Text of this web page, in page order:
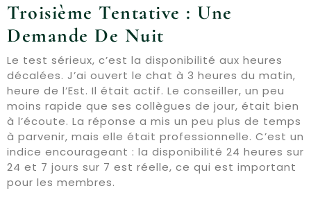
Troisième Tentative : Une
Demande De Nuit
Le test sérieux, c’est la disponibilité aux heures
décalées. J’ai ouvert le chat à 3 heures du matin,
heure de l’Est. Il était actif. Le conseiller, un peu
moins rapide que ses collègues de jour, était bien
à l’écoute. La réponse a mis un peu plus de temps
à parvenir, mais elle était professionnelle. C’est un
indice encourageant : la disponibilité 24 heures sur
24 et 7 jours sur 7 est réelle, ce qui est important
pour les membres.